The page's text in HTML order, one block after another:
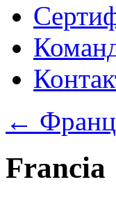
←
Francia